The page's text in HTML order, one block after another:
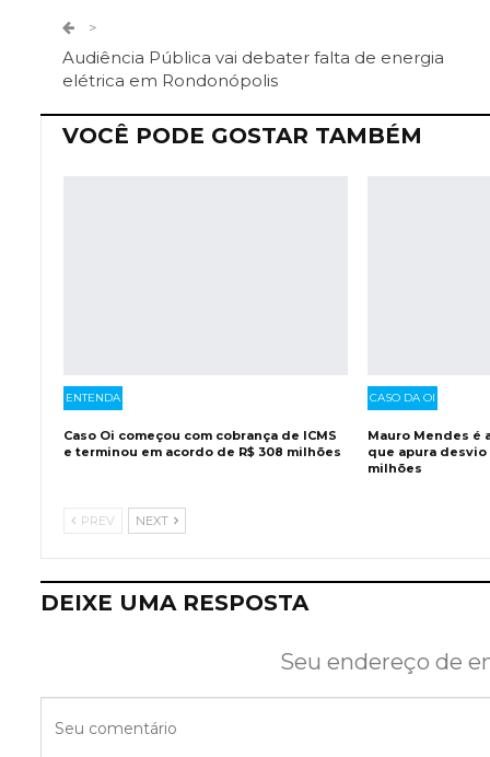
>
Audiência Pública vai debater falta de energia
elétrica em Rondonópolis
VOCÊ PODE GOSTAR TAMBÉM
ENTENDA
Caso Oi começou com cobrança de ICMS
e terminou em acordo de R$ 308 milhões
CASO DA OI
Mauro Mendes é
que apura desvio
milhões
PREV NEXT
DEIXE UMA RESPOSTA
Seu endereço de